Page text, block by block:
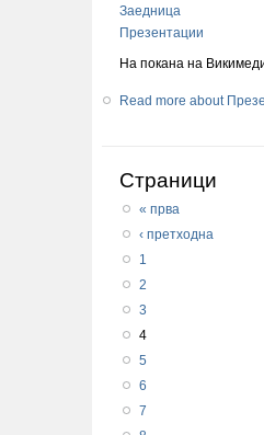
Заедница
Презентации
На покана на
Read more about
Страници
« прва
‹ претходна
1
2
3
4
5
6
7